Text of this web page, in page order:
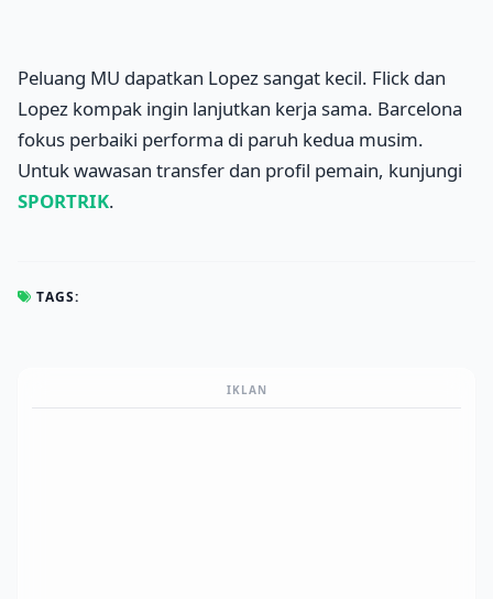
Peluang MU dapatkan Lopez sangat kecil. Flick dan
Lopez kompak ingin lanjutkan kerja sama. Barcelona
fokus perbaiki performa di paruh kedua musim.
Untuk wawasan transfer dan profil pemain, kunjungi
SPORTRIK.
TAGS:
IKLAN